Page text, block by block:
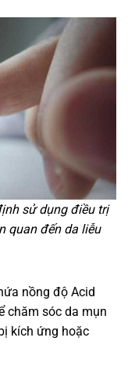
sử dụng điều trị
quan đến da liễu
nồng độ Acid
chăm sóc da mụn
kích ứng hoặc